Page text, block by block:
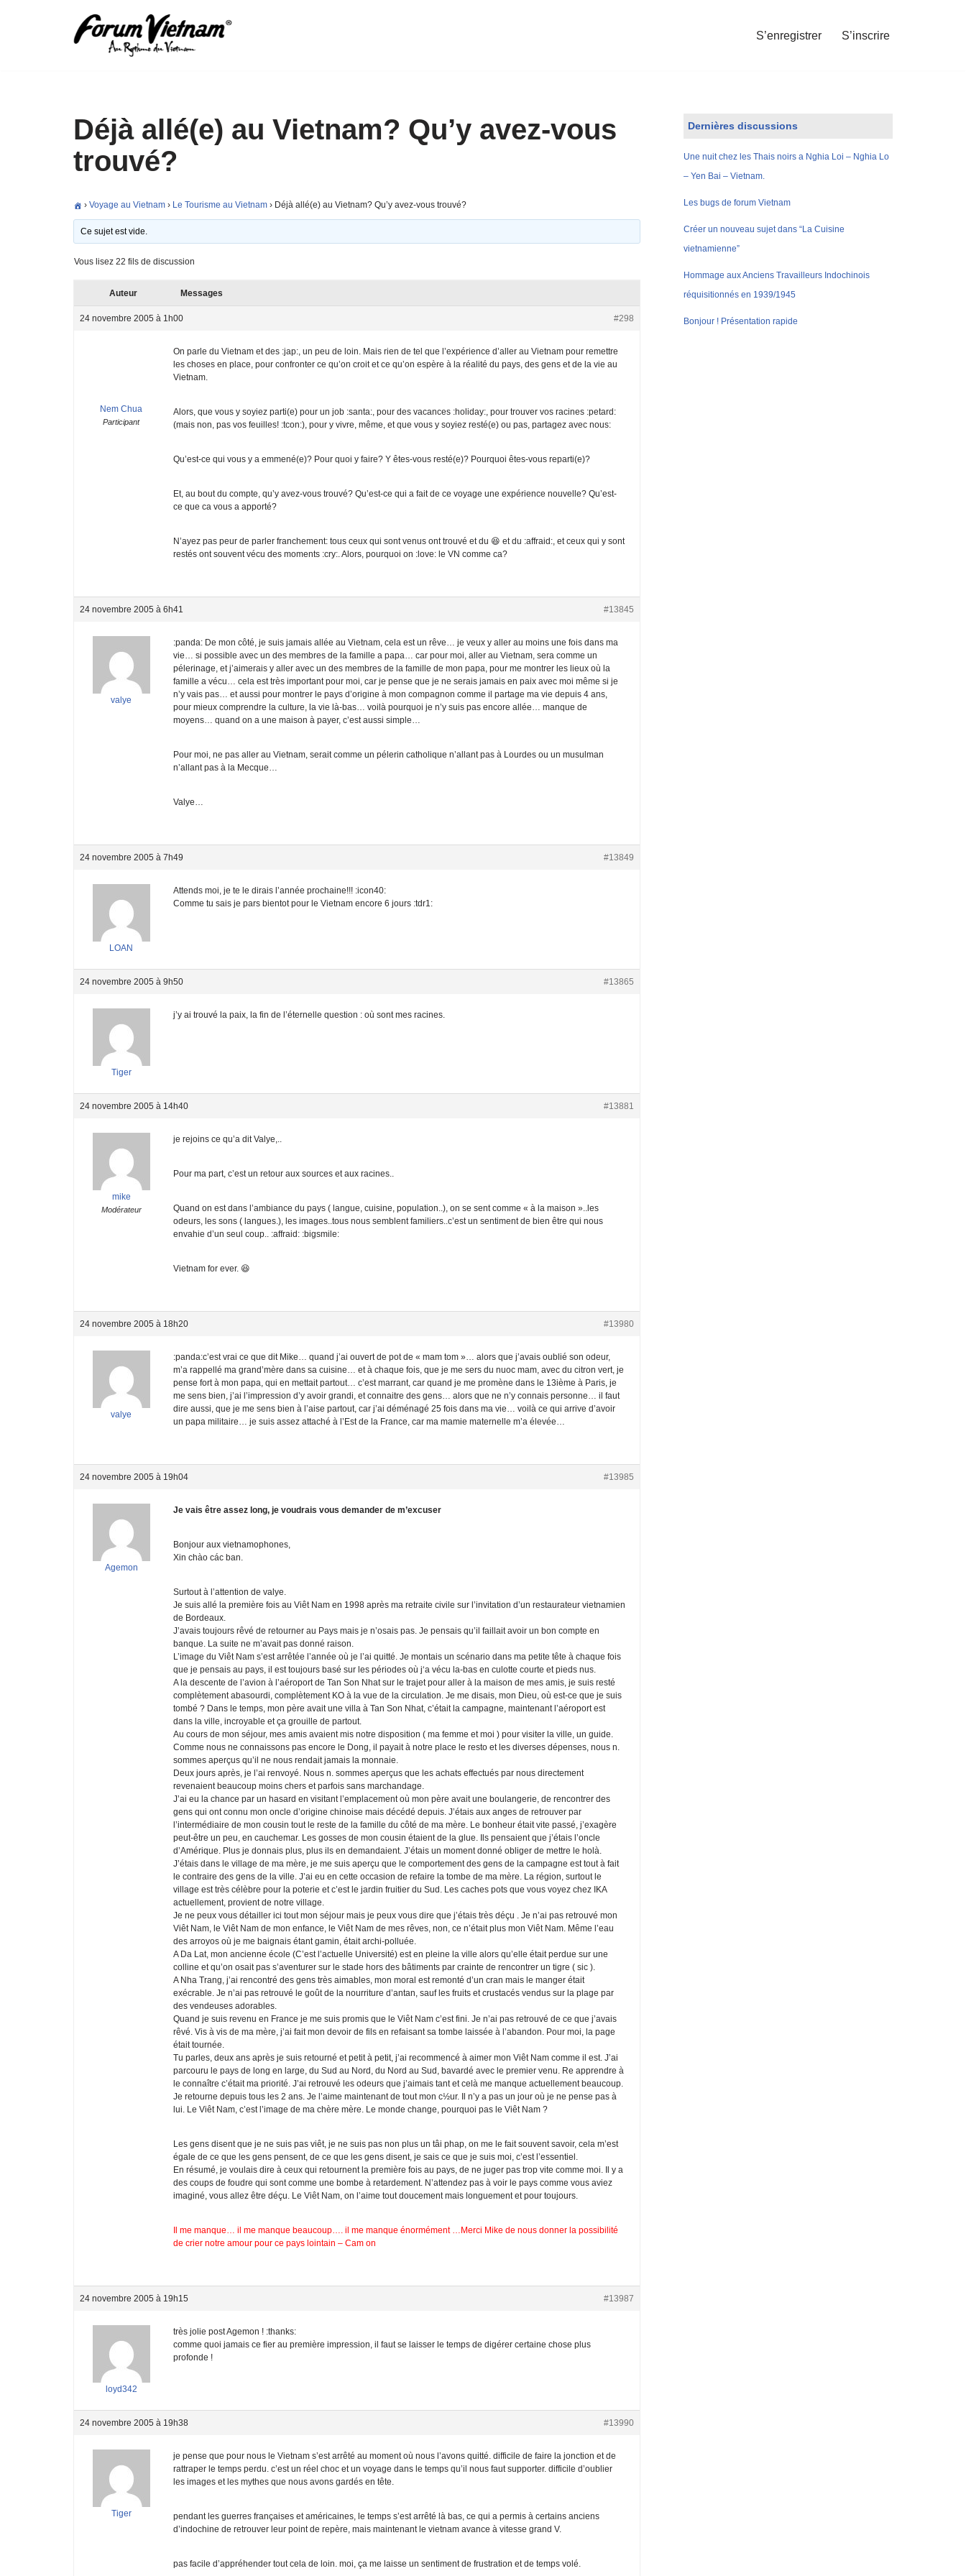
S’enregistrer S’inscrire
Déjà allé(e) au Vietnam? Qu’y avez-vous
trouvé?
› Voyage au Vietnam › Le Tourisme au Vietnam › Déjà allé(e) au Vietnam? Qu’y avez-vous trouvé?
Ce sujet est vide.
Vous lisez 22 fils de discussion
Auteur Messages
24 novembre 2005 à 1h00 #298
Nem Chua
Participant
On parle du Vietnam et des :jap:, un peu de loin. Mais rien de tel que l’expérience d’aller au Vietnam pour remettre
les choses en place, pour confronter ce qu’on croit et ce qu’on espère à la réalité du pays, des gens et de la vie au
Vietnam.
Alors, que vous y soyiez parti(e) pour un job :santa:, pour des vacances :holiday:, pour trouver vos racines :petard:
(mais non, pas vos feuilles! :tcon:), pour y vivre, même, et que vous y soyiez resté(e) ou pas, partagez avec nous:
Qu’est-ce qui vous y a emmené(e)? Pour quoi y faire? Y êtes-vous resté(e)? Pourquoi êtes-vous reparti(e)?
Et, au bout du compte, qu’y avez-vous trouvé? Qu’est-ce qui a fait de ce voyage une expérience nouvelle? Qu’est-
ce que ca vous a apporté?
N’ayez pas peur de parler franchement: tous ceux qui sont venus ont trouvé et du 😆 et du :affraid:, et ceux qui y sont
restés ont souvent vécu des moments :cry:. Alors, pourquoi on :love: le VN comme ca?
24 novembre 2005 à 6h41 #13845
valye
:panda: De mon côté, je suis jamais allée au Vietnam, cela est un rêve… je veux y aller au moins une fois dans ma
vie… si possible avec un des membres de la famille a papa… car pour moi, aller au Vietnam, sera comme un
pélerinage, et j’aimerais y aller avec un des membres de la famille de mon papa, pour me montrer les lieux où la
famille a vécu… cela est très important pour moi, car je pense que je ne serais jamais en paix avec moi même si je
n’y vais pas… et aussi pour montrer le pays d’origine à mon compagnon comme il partage ma vie depuis 4 ans,
pour mieux comprendre la culture, la vie là-bas… voilà pourquoi je n’y suis pas encore allée… manque de
moyens… quand on a une maison à payer, c’est aussi simple…
Pour moi, ne pas aller au Vietnam, serait comme un pélerin catholique n’allant pas à Lourdes ou un musulman
n’allant pas à la Mecque…
Valye…
24 novembre 2005 à 7h49 #13849
LOAN
Attends moi, je te le dirais l’année prochaine!!! :icon40:
Comme tu sais je pars bientot pour le Vietnam encore 6 jours :tdr1:
24 novembre 2005 à 9h50 #13865
Tiger
j’y ai trouvé la paix, la fin de l’éternelle question : où sont mes racines.
24 novembre 2005 à 14h40 #13881
mike
Modérateur
je rejoins ce qu’a dit Valye,..
Pour ma part, c’est un retour aux sources et aux racines..
Quand on est dans l’ambiance du pays ( langue, cuisine, population..), on se sent comme « à la maison »..les
odeurs, les sons ( langues.), les images..tous nous semblent familiers..c’est un sentiment de bien être qui nous
envahie d’un seul coup.. :affraid: :bigsmile:
Vietnam for ever. 😆
24 novembre 2005 à 18h20 #13980
valye
:panda:c’est vrai ce que dit Mike… quand j’ai ouvert de pot de « mam tom »… alors que j’avais oublié son odeur,
m’a rappellé ma grand’mère dans sa cuisine… et à chaque fois, que je me sers du nuoc mam, avec du citron vert, je
pense fort à mon papa, qui en mettait partout… c’est marrant, car quand je me promène dans le 13ième à Paris, je
me sens bien, j’ai l’impression d’y avoir grandi, et connaitre des gens… alors que ne n’y connais personne… il faut
dire aussi, que je me sens bien à l’aise partout, car j’ai déménagé 25 fois dans ma vie… voilà ce qui arrive d’avoir
un papa militaire… je suis assez attaché à l’Est de la France, car ma mamie maternelle m’a élevée…
24 novembre 2005 à 19h04 #13985
Agemon
Je vais être assez long, je voudrais vous demander de m’excuser
Bonjour aux vietnamophones,
Xin chào các ban.
Surtout à l’attention de valye.
Je suis allé la première fois au Viêt Nam en 1998 après ma retraite civile sur l’invitation d’un restaurateur vietnamien
de Bordeaux.
J’avais toujours rêvé de retourner au Pays mais je n’osais pas. Je pensais qu’il faillait avoir un bon compte en
banque. La suite ne m’avait pas donné raison.
L’image du Viêt Nam s’est arrêtée l’année où je l’ai quitté. Je montais un scénario dans ma petite tête à chaque fois
que je pensais au pays, il est toujours basé sur les périodes où j‘a vécu la-bas en culotte courte et pieds nus.
A la descente de l’avion à l’aéroport de Tan Son Nhat sur le trajet pour aller à la maison de mes amis, je suis resté
complètement abasourdi, complètement KO à la vue de la circulation. Je me disais, mon Dieu, où est-ce que je suis
tombé ? Dans le temps, mon père avait une villa à Tan Son Nhat, c’était la campagne, maintenant l’aéroport est
dans la ville, incroyable et ça grouille de partout.
Au cours de mon séjour, mes amis avaient mis notre disposition ( ma femme et moi ) pour visiter la ville, un guide.
Comme nous ne connaissons pas encore le Dong, il payait à notre place le resto et les diverses dépenses, nous n.
sommes aperçus qu’il ne nous rendait jamais la monnaie.
Deux jours après, je l’ai renvoyé. Nous n. sommes aperçus que les achats effectués par nous directement
revenaient beaucoup moins chers et parfois sans marchandage.
J’ai eu la chance par un hasard en visitant l’emplacement où mon père avait une boulangerie, de rencontrer des
gens qui ont connu mon oncle d’origine chinoise mais décédé depuis. J’étais aux anges de retrouver par
l’intermédiaire de mon cousin tout le reste de la famille du côté de ma mère. Le bonheur était vite passé, j’exagère
peut-être un peu, en cauchemar. Les gosses de mon cousin étaient de la glue. Ils pensaient que j’étais l’oncle
d’Amérique. Plus je donnais plus, plus ils en demandaient. J’étais un moment donné obliger de mettre le holà.
J’étais dans le village de ma mère, je me suis aperçu que le comportement des gens de la campagne est tout à fait
le contraire des gens de la ville. J’ai eu en cette occasion de refaire la tombe de ma mère. La région, surtout le
village est très célèbre pour la poterie et c’est le jardin fruitier du Sud. Les caches pots que vous voyez chez IKA
actuellement, provient de notre village.
Je ne peux vous détailler ici tout mon séjour mais je peux vous dire que j’étais très déçu . Je n’ai pas retrouvé mon
Viêt Nam, le Viêt Nam de mon enfance, le Viêt Nam de mes rêves, non, ce n’était plus mon Viêt Nam. Même l’eau
des arroyos où je me baignais étant gamin, était archi-polluée.
A Da Lat, mon ancienne école (C’est l’actuelle Université) est en pleine la ville alors qu’elle était perdue sur une
colline et qu’on osait pas s’aventurer sur le stade hors des bâtiments par crainte de rencontrer un tigre ( sic ).
A Nha Trang, j’ai rencontré des gens très aimables, mon moral est remonté d’un cran mais le manger était
exécrable. Je n’ai pas retrouvé le goût de la nourriture d’antan, sauf les fruits et crustacés vendus sur la plage par
des vendeuses adorables.
Quand je suis revenu en France je me suis promis que le Viêt Nam c’est fini. Je n’ai pas retrouvé de ce que j’avais
rêvé. Vis à vis de ma mère, j’ai fait mon devoir de fils en refaisant sa tombe laissée à l’abandon. Pour moi, la page
était tournée.
Tu parles, deux ans après je suis retourné et petit à petit, j’ai recommencé à aimer mon Viêt Nam comme il est. J’ai
parcouru le pays de long en large, du Sud au Nord, du Nord au Sud, bavardé avec le premier venu. Re apprendre à
le connaître c’était ma priorité. J’ai retrouvé les odeurs que j’aimais tant et celà me manque actuellement beaucoup.
Je retourne depuis tous les 2 ans. Je l’aime maintenant de tout mon c½ur. Il n’y a pas un jour où je ne pense pas à
lui. Le Viêt Nam, c’est l’image de ma chère mère. Le monde change, pourquoi pas le Viêt Nam ?
Les gens disent que je ne suis pas viêt, je ne suis pas non plus un tâi phap, on me le fait souvent savoir, cela m’est
égale de ce que les gens pensent, de ce que les gens disent, je sais ce que je suis moi, c’est l’essentiel.
En résumé, je voulais dire à ceux qui retournent la première fois au pays, de ne juger pas trop vite comme moi. Il y a
des coups de foudre qui sont comme une bombe à retardement. N’attendez pas à voir le pays comme vous aviez
imaginé, vous allez être déçu. Le Viêt Nam, on l’aime tout doucement mais longuement et pour toujours.
Il me manque… il me manque beaucoup…. il me manque énormément …Merci Mike de nous donner la possibilité
de crier notre amour pour ce pays lointain – Cam on
24 novembre 2005 à 19h15 #13987
loyd342
très jolie post Agemon ! :thanks:
comme quoi jamais ce fier au première impression, il faut se laisser le temps de digérer certaine chose plus
profonde !
24 novembre 2005 à 19h38 #13990
Tiger
je pense que pour nous le Vietnam s’est arrêté au moment où nous l’avons quitté. difficile de faire la jonction et de
rattraper le temps perdu. c’est un réel choc et un voyage dans le temps qu’il nous faut supporter. difficile d’oublier
les images et les mythes que nous avons gardés en tête.
pendant les guerres françaises et américaines, le temps s’est arrêté là bas, ce qui a permis à certains anciens
d’indochine de retrouver leur point de repère, mais maintenant le vietnam avance à vitesse grand V.
pas facile d’appréhender tout cela de loin. moi, ça me laisse un sentiment de frustration et de temps volé.
Dernières discussions
Une nuit chez les Thais noirs a Nghia Loi – Nghia Lo
– Yen Bai – Vietnam.
Les bugs de forum Vietnam
Créer un nouveau sujet dans “La Cuisine
vietnamienne”
Hommage aux Anciens Travailleurs Indochinois
réquisitionnés en 1939/1945
Bonjour ! Présentation rapide